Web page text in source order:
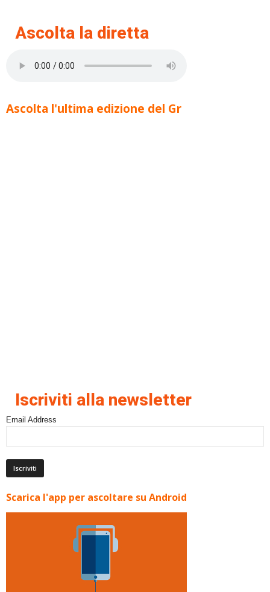
Ascolta la diretta
Ascolta l'ultima edizione del Gr
Iscriviti alla newsletter
Email Address
Scarica l'app per ascoltare su Android